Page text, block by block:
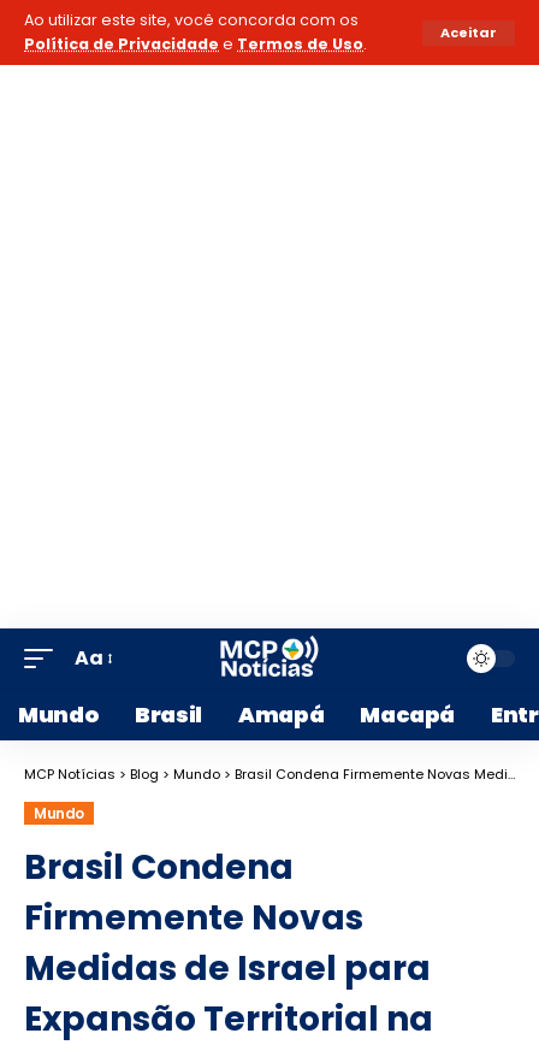
Ao utilizar este site, você concorda com os
Política de Privacidade e Termos de Uso.
Aceitar
Aa
Mundo Brasil Amapá Macapá
MCP Notícias > Blog > Mundo > Brasil Condena Firmemente Novas Medidas de Israel para Expansão Territorial na Cisjordânia
Mundo
Brasil Condena
Firmemente Novas
Medidas de Israel para
Expansão Territorial na